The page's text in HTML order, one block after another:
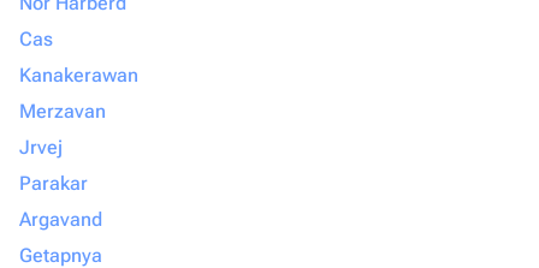
Cas
Kanakerawan
Merzavan
Jrvej
Parakar
Argavand
Getapnya